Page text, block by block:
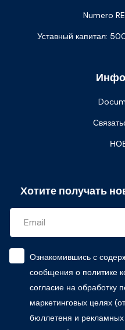
Numero
Уставный капитал:
Хотите получать
Ознакомившись с
сообщения о политике
согласие на обработку
маркетинговых целях
бюллетеня и